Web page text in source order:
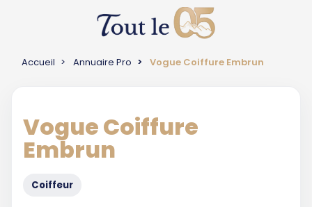
Accueil Annuaire Pro Vogue Coiffure Embrun
Vogue Coiffure
Embrun
Coiffeur